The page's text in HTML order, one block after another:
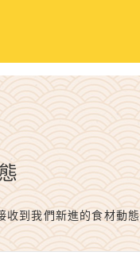
收到我們新進的食材動態